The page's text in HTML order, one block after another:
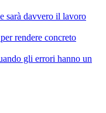
sarà davvero il lavoro
rendere concreto
gli errori hanno un